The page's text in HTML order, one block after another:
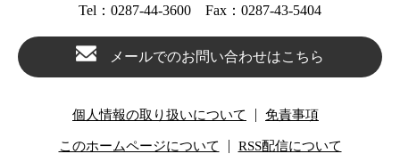
Tel：0287-44-3600 Fax：0287-43-5404
メールでのお問い合わせはこちら
個人情報の取り扱いについて 免責事項
このホームページについて RSS配信について